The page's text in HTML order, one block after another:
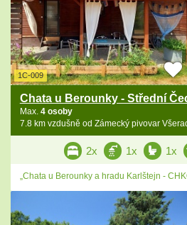
1C-009
Chata u Berounky - Střední
Max. 4 osoby
7.8 km vzdušně od Zámecký pivovar
2x 1x 1x
„Chata u Berounky a hradu Karlštejn -